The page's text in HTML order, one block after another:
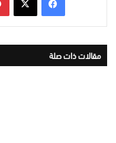
مقالات ذات صلة